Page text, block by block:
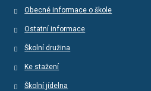
Obecné informace o škole
Ostatní informace
Školní družina
Ke stažení
Školní jídelna